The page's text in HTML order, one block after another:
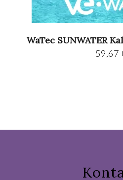
WaTec SUNWATER
59,67